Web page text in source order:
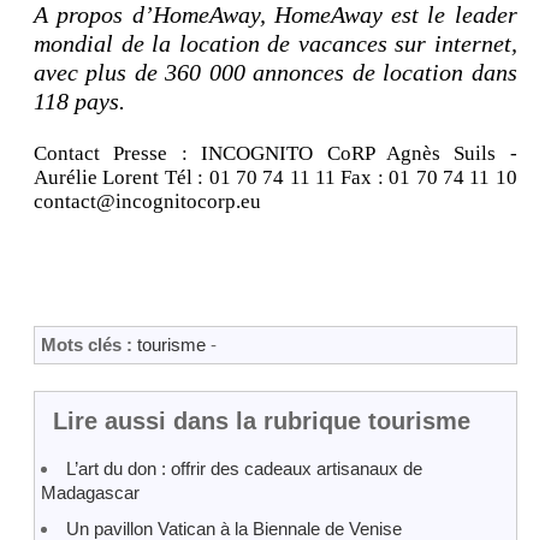
A propos d’HomeAway, HomeAway est le leader
mondial de la location de vacances sur internet,
avec plus de 360 000 annonces de location dans
118 pays.
Contact Presse : INCOGNITO CoRP Agnès Suils -
Aurélie Lorent Tél : 01 70 74 11 11 Fax : 01 70 74 11 10
contact@incognitocorp.eu
Mots clés : tourisme -
Lire aussi dans la rubrique tourisme
L’art du don : offrir des cadeaux artisanaux de
Madagascar
Un pavillon Vatican à la Biennale de Venise